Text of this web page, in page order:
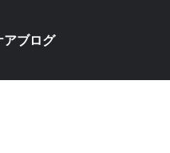
アブログ